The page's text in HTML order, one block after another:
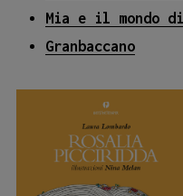
Mia e il mondo
Granbaccano